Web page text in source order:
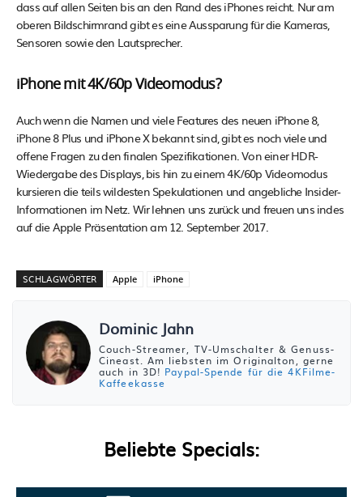
dass auf allen Seiten bis an den Rand des iPhones reicht. Nur am
oberen Bildschirmrand gibt es eine Aussparung für die Kameras,
Sensoren sowie den Lautsprecher.
iPhone mit 4K/60p Videomodus?
Auch wenn die Namen und viele Features des neuen iPhone 8,
iPhone 8 Plus und iPhone X bekannt sind, gibt es noch viele und
offene Fragen zu den finalen Spezifikationen. Von einer HDR-
Wiedergabe des Displays, bis hin zu einem 4K/60p Videomodus
kursieren die teils wildesten Spekulationen und angebliche Insider-
Informationen im Netz. Wir lehnen uns zurück und freuen uns indes
auf die Apple Präsentation am 12. September 2017.
SCHLAGWÖRTER Apple iPhone
Dominic Jahn
Couch-Streamer, TV-Umschalter & Genuss-
Cineast. Am liebsten im Originalton, gerne
auch in 3D! Paypal-Spende für die 4KFilme-
Kaffeekasse
Beliebte Specials: